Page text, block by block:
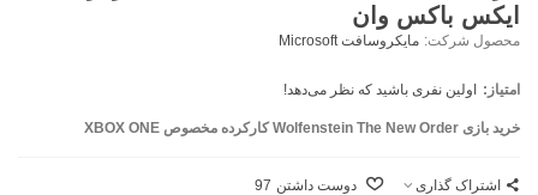
ایکس باکس وان
محصول شرکت: مایکروسافت Microsoft
امتیاز: اولین نفری باشید که نظر می‌دهد!
خرید بازی Wolfenstein The New Order کارکرده مخصوص XBOX ONE
اشتراک گذاری دوست داشتن 97